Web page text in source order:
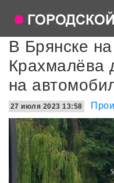
В Брянске
Крахмалёва
на
27 июля 2023 13:58